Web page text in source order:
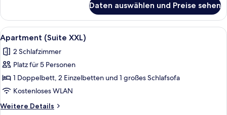
2 Schlafzimmer
(L)
Daten auswählen und Preise sehen
Alle
Fotos
für
Apartment
(Suite
XXL)
anzeigen
Ein modernes Wohnzimmer mit
25
Apartment (Suite XXL)
2 Schlafzimmer
Platz für 5 Personen
1 Doppelbett, 2 Einzelbetten und 1 großes Schlafsofa
Kostenloses WLAN
Weitere Details
Weitere